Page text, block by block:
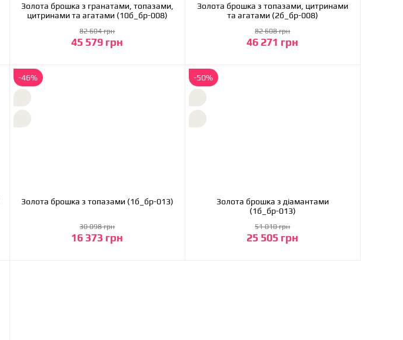
Золота брошка з гранатами, топазами,
цитринами та агатами (10б_бр-008)
45 579 грн
82 604 грн
До кошика
Золота брошка з топазами, цитринами
та агатами (2б_бр-008)
46 271 грн
82 608 грн
До кошика
-46%
Золота брошка з топазами (1б_бр-013)
16 373 грн
30 098 грн
До кошика
-50%
Золота брошка з діамантами
(1б_бр-013)
25 505 грн
51 010 грн
До кошика